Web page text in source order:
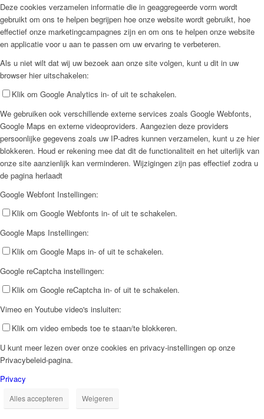
Deze cookies verzamelen informatie die in geaggregeerde vorm wordt
gebruikt om ons te helpen begrijpen hoe onze website wordt gebruikt, hoe
effectief onze marketingcampagnes zijn en om ons te helpen onze website
en applicatie voor u aan te passen om uw ervaring te verbeteren.
Als u niet wilt dat wij uw bezoek aan onze site volgen, kunt u dit in uw
browser hier uitschakelen:
Klik om Google Analytics in- of uit te schakelen.
We gebruiken ook verschillende externe services zoals Google Webfonts,
Google Maps en externe videoproviders. Aangezien deze providers
persoonlijke gegevens zoals uw IP-adres kunnen verzamelen, kunt u ze hier
blokkeren. Houd er rekening mee dat dit de functionaliteit en het uiterlijk van
onze site aanzienlijk kan verminderen. Wijzigingen zijn pas effectief zodra u
de pagina herlaadt
Google Webfont Instellingen:
Klik om Google Webfonts in- of uit te schakelen.
Google Maps Instellingen:
Klik om Google Maps in- of uit te schakelen.
Google reCaptcha instellingen:
Klik om Google reCaptcha in- of uit te schakelen.
Vimeo en Youtube video's insluiten:
Klik om video embeds toe te staan/te blokkeren.
U kunt meer lezen over onze cookies en privacy-instellingen op onze
Privacybeleid-pagina.
Privacy
Alles accepteren Weigeren